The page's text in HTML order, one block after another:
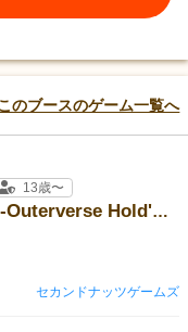
のブースのゲーム一覧へ
[Memory Drifters -Outerverse Hold'em-]
13歳〜
セカンドナッツゲームズ